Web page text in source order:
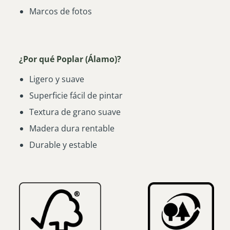
Marcos de fotos
¿Por qué Poplar (Álamo)?
Ligero y suave
Superficie fácil de pintar
Textura de grano suave
Madera dura rentable
Durable y estable